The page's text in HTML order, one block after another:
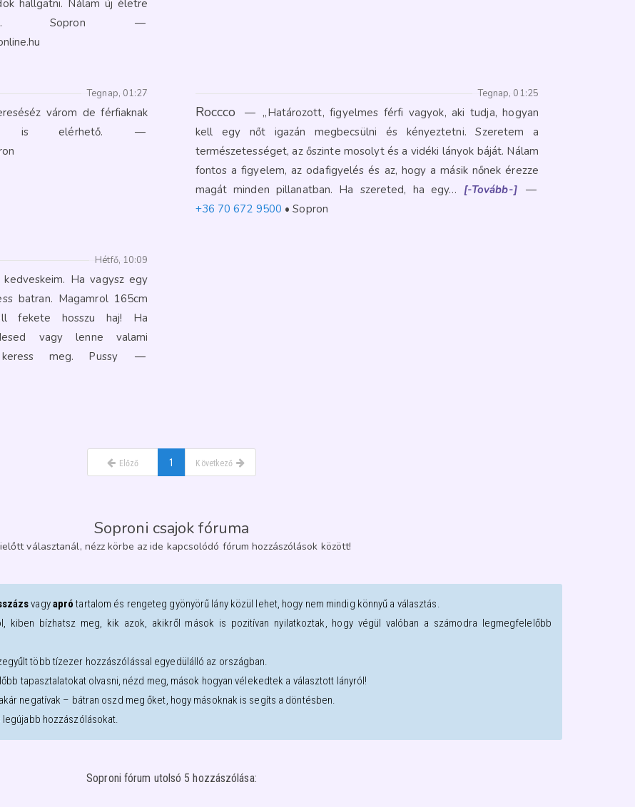
hallgatni. Nálam új életre
Sopron
—
Tegnap, 01:27
várom de férfiaknak
is elérhető.
—
Tegnap, 01:25
Roccco — „Határozott, figyelmes férfi vagyok, aki tudja, hogyan
kell egy nőt igazán megbecsülni és kényeztetni. Szeretem a
természetességet, az őszinte mosolyt és a vidéki lányok báját. Nálam
fontos a figyelem, az odafigyelés és az, hogy a másik nőnek érezze
magát minden pillanatban. Ha szereted, ha egy… [-Tovább-]
—
+36 70 672 9500
Sopron
Hétfő, 10:09
kedveskeim. Ha vagysz egy
batran. Magamrol 165cm
fekete hosszu haj! Ha
vagy lenne valami
meg. Pussy
—
Előző 1 Következő
Soproni csajok fóruma
választanál, nézz körbe az ide kapcsolódó fórum hozzászólások között!
vagyapró tartalom és rengeteg gyönyörű lány közül lehet, hogy nem mindig könnyű a választás.
kiben bízhatsz meg, kik azok, akikről mások is pozitívan nyilatkoztak, hogy végül valóban a számodra legmegfelelőbb
több tízezer hozzászólással egyedülálló az országban.
tapasztalatokat olvasni, nézd meg, mások hogyan vélekedtek a választott lányról!
negatívak – bátran oszd meg őket, hogy másoknak is segíts a döntésben.
hozzászólásokat.
Soproni fórum utolsó 5 hozzászólása: